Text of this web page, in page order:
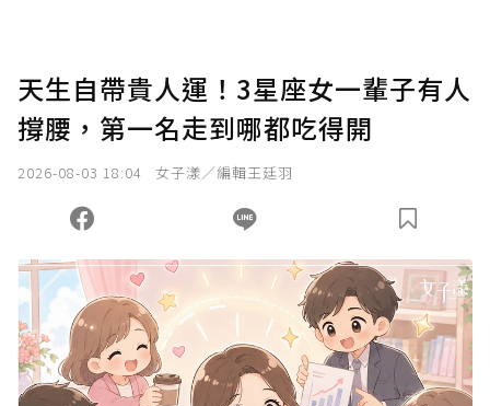
天生自帶貴人運！3星座女一輩子有人
撐腰，第一名走到哪都吃得開
2026-08-03 18:04 女子漾／編輯王廷羽